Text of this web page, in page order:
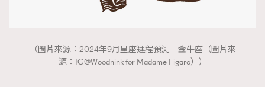
（圖片來源：2024年9月星座運程預測｜金牛座（圖片來
源：IG@Woodnink for Madame Figaro））